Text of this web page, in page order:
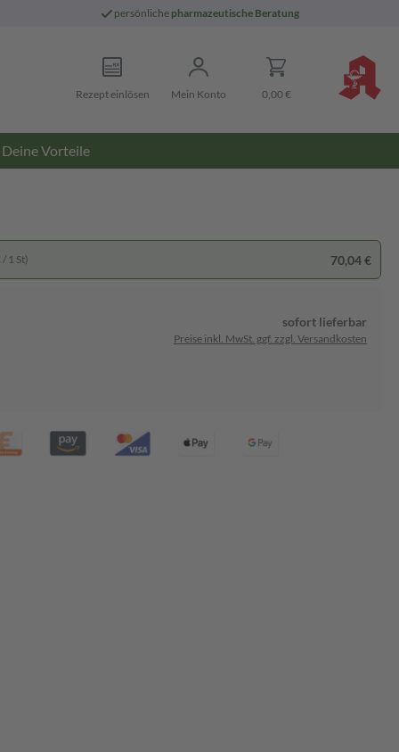
persönliche pharmazeutische Beratung
Rezept einlösen Mein Konto 0,00 €
Deine Vorteile
1 St) 70,04 €
sofort lieferbar
Preise inkl. MwSt. ggf. zzgl. Versandkosten